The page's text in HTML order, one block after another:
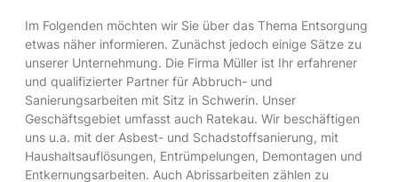
Im Folgenden möchten wir Sie über das Thema Entsorgung
etwas näher informieren. Zunächst jedoch einige Sätze zu
unserer Unternehmung. Die Firma Müller ist Ihr erfahrener
und qualifizierter Partner für Abbruch- und
Sanierungsarbeiten mit Sitz in Schwerin. Unser
Geschäftsgebiet umfasst auch Ratekau. Wir beschäftigen
uns u.a. mit der Asbest- und Schadstoffsanierung, mit
Haushaltsauflösungen, Entrümpelungen, Demontagen und
Entkernungsarbeiten. Auch Abrissarbeiten zählen zu